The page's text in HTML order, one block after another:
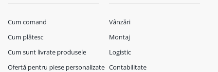
Cum comand
Cum plătesc
Cum sunt livrate produsele
Ofertă pentru piese personalizate
Vânzări
Montaj
Logistic
Contabilitate